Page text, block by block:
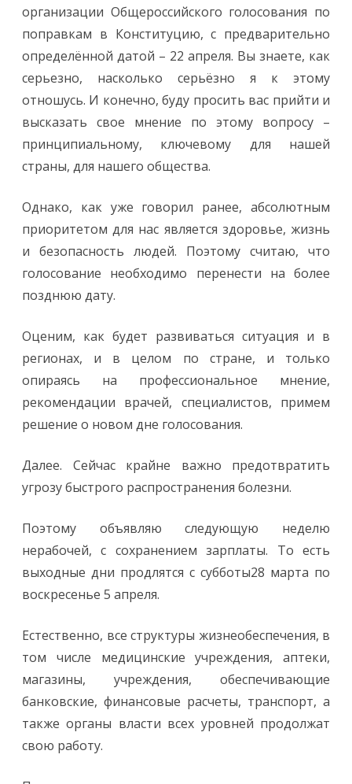
организации Общероссийского голосования по
поправкам в Конституцию, с предварительно
определённой датой – 22 апреля. Вы знаете, как
серьезно, насколько серьёзно я к этому
отношусь. И конечно, буду просить вас прийти и
высказать свое мнение по этому вопросу –
принципиальному, ключевому для нашей
страны, для нашего общества.
Однако, как уже говорил ранее, абсолютным
приоритетом для нас является здоровье, жизнь
и безопасность людей. Поэтому считаю, что
голосование необходимо перенести на более
позднюю дату.
Оценим, как будет развиваться ситуация и в
регионах, и в целом по стране, и только
опираясь на профессиональное мнение,
рекомендации врачей, специалистов, примем
решение о новом дне голосования.
Далее. Сейчас крайне важно предотвратить
угрозу быстрого распространения болезни.
Поэтому объявляю следующую неделю
нерабочей, с сохранением зарплаты. То есть
выходные дни продлятся с субботы28 марта по
воскресенье 5 апреля.
Естественно, все структуры жизнеобеспечения, в
том числе медицинские учреждения, аптеки,
магазины, учреждения, обеспечивающие
банковские, финансовые расчеты, транспорт, а
также органы власти всех уровней продолжат
свою работу.